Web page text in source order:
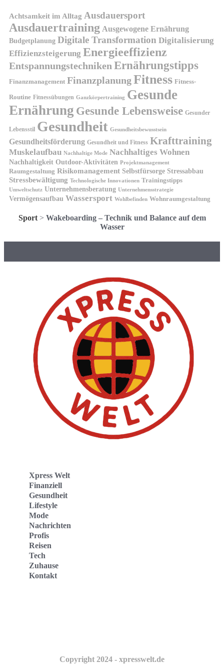
Achtsamkeit im Alltag Ausdauersport
Ausdauertraining Ausgewogene Ernährung
Budgetplanung Digitale Transformation Digitalisierung
Effizienzsteigerung Energieeffizienz
Entspannungstechniken Ernährungstipps
Finanzmanagement Finanzplanung Fitness Fitness-
Routine Fitnessübungen Ganzkörpertraining Gesunde
Ernährung Gesunde Lebensweise Gesunder
Lebensstil Gesundheit Gesundheitsbewusstsein
Gesundheitsförderung Gesundheit und Fitness Krafttraining
Muskelaufbau Nachhaltige Mode Nachhaltiges Wohnen
Nachhaltigkeit Outdoor-Aktivitäten Projektmanagement
Raumgestaltung Risikomanagement Selbstfürsorge Stressabbau
Stressbewältigung Technologische Innovationen Trainingstipps
Umweltschutz Unternehmensberatung Unternehmensstrategie
Vermögensaufbau Wassersport Wohlbefinden Wohnraumgestaltung
Sport> Wakeboarding – Technik und Balance auf dem
Wasser
Xpress Welt
Finanziell
Gesundheit
Lifestyle
Mode
Nachrichten
Profis
Reisen
Tech
Zuhause
Kontakt
Copyright 2024 - xpresswelt.de